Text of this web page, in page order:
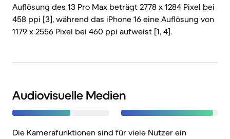
Auflösung des 13 Pro Max beträgt 2778 x 1284 Pixel bei
458 ppi [3], während das iPhone 16 eine Auflösung von
1179 x 2556 Pixel bei 460 ppi aufweist [1, 4].
Audiovisuelle Medien
Die Kamerafunktionen sind für viele Nutzer ein